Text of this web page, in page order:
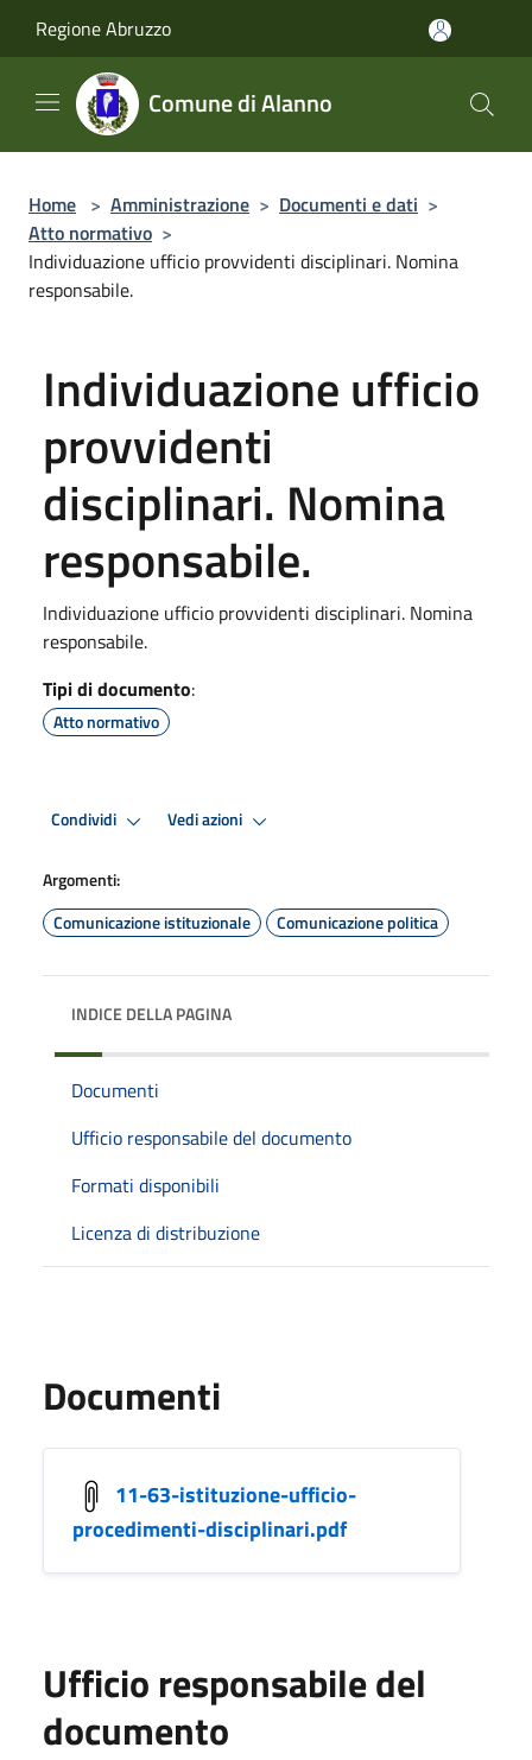
Regione Abruzzo
Comune di Alanno
Home > Amministrazione > Documenti e dati >
Atto normativo >
Individuazione ufficio provvidenti disciplinari. Nomina
responsabile.
Individuazione ufficio
provvidenti
disciplinari. Nomina
responsabile.
Individuazione ufficio provvidenti disciplinari. Nomina
responsabile.
Tipi di documento:
Atto normativo
Condividi Vedi azioni
Argomenti:
Comunicazione istituzionale
Comunicazione politica
INDICE DELLA PAGINA
Documenti
Ufficio responsabile del documento
Formati disponibili
Licenza di distribuzione
Documenti
11-63-istituzione-ufficio-
procedimenti-disciplinari.pdf
Ufficio responsabile del
documento